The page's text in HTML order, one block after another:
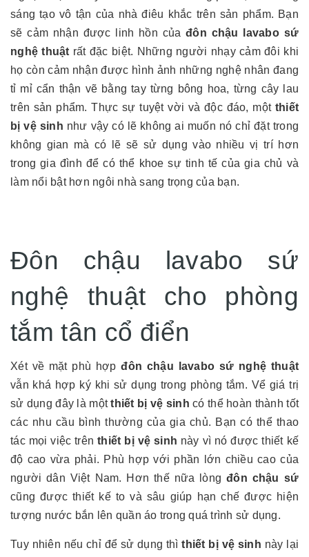
sáng tạo vô tận của nhà điêu khắc trên sản phẩm. Bạn
sẽ cảm nhận được linh hồn của đôn chậu lavabo sứ
nghệ thuật rất đặc biệt. Những người nhạy cảm đôi khi
họ còn cảm nhận được hình ảnh những nghệ nhân đang
tỉ mỉ cẩn thận vẽ bằng tay từng bông hoa, từng cây lau
trên sản phẩm. Thực sự tuyệt vời và độc đáo, một thiết
bị vệ sinh như vậy có lẽ không ai muốn nó chỉ đặt trong
không gian mà có lẽ sẽ sử dụng vào nhiều vị trí hơn
trong gia đình để có thể khoe sự tinh tế của gia chủ và
làm nổi bật hơn ngôi nhà sang trọng của bạn.
Đôn chậu lavabo sứ
nghệ thuật cho phòng
tắm tân cổ điển
Xét về mặt phù hợp đôn chậu lavabo sứ nghệ thuật
vẫn khá hợp ký khi sử dụng trong phòng tắm. Vể giá trị
sử dụng đây là mộtthiết bị vệ sinh có thể hoàn thành tốt
các nhu cầu bình thường của gia chủ. Bạn có thể thao
tác mọi việc trênthiết bị vệ sinh này vì nó được thiết kế
độ cao vừa phải. Phù hợp với phần lớn chiều cao của
người dân Việt Nam. Hơn thế nữa lòngđôn chậu sứ
cũng được thiết kế to và sâu giúp hạn chế được hiện
tượng nước bắn lên quần áo trong quá trình sử dụng.
Tuy nhiên nếu chỉ để sử dụng thì thiết bị vệ sinh này lại